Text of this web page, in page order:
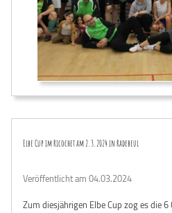
Elbe Cup im Ricochet am 2.3.2024 in Radebeul
Veröffentlicht am 04.03.2024
Zum diesjährigen Elbe Cup zog es die